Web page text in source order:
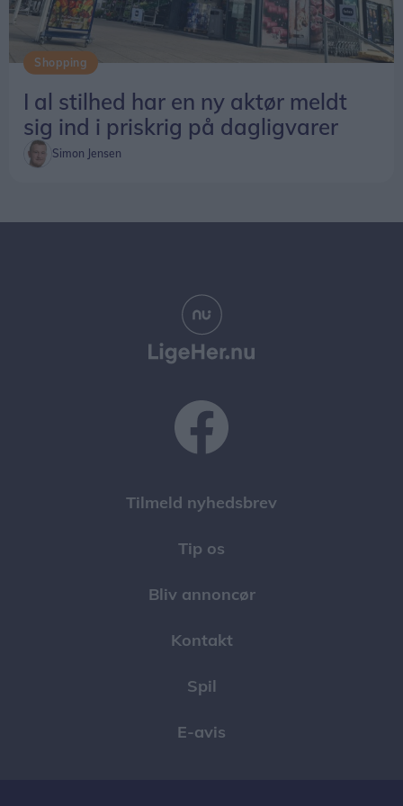
Shopping
I al stilhed har en ny aktør meldt
sig ind i priskrig på dagligvarer
Simon Jensen
Tilmeld nyhedsbrev
Tip os
Bliv annoncør
Kontakt
Spil
E-avis